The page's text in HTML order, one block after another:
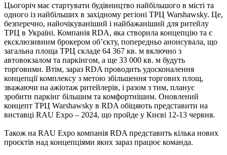
Цьогоріч має стартувати будівництво найбільшого в місті та
одного із найбільших в західному регіоні ТРЦ Warshawsky. Це,
безперечно, найочікуваніший і найбажаніший для ритейлу
ТРЦ в Україні. Компанія RDA, яка створила концепцію та є
ексклюзивним брокером об’єкту, попередньо анонсувала, що
загальна площа ТРЦ складе 64 367 кв. м включно з
автовокзалом та паркінгом, а ще 33 000 кв. м будуть
торговими. Втім, зараз RDA проводить удосконалення
концепції комплексу з метою збільшення торгових площ,
зважаючи на ажіотаж ритейлерів, і разом з тим, планує
зробити паркінг більшим та комфортнішим. Оновлений
концепт ТРЦ Warshawsky в RDA обіцяють представити на
виставці RAU Expo – 2024, що пройде у Києві 12-13 червня.
Також на RAU Expo компанія RDA представить кілька нових
проєктів над концепціями яких зараз працює команда.